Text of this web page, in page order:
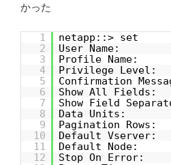
かった
1
netapp::> set
2
User
3
Profile
4
Privilege
5
Confirmation
6
Show All
7
Show Field
8
Data
9
Pagination
10
Default Vserver:
11
Default Node:
12
Stop On